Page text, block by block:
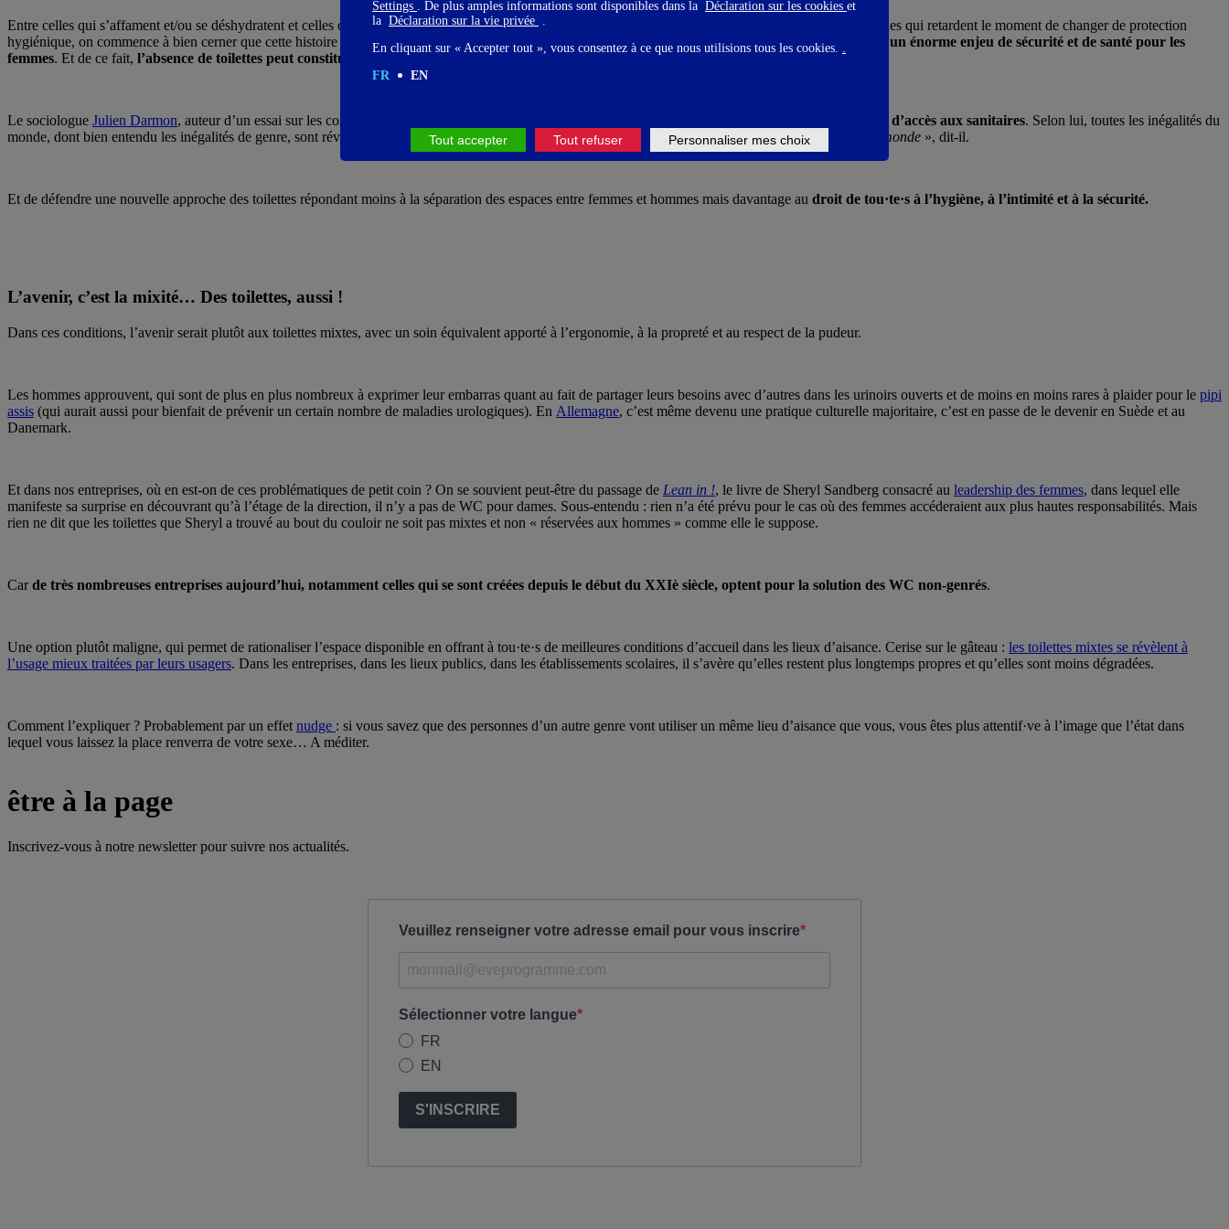
Entre celles qui s’affament et/ou se déshydratent et celles qui développent des symptômes maladifs liés au fait de se retenir, auxquelles on peut ajouter celles qui retardent le moment de changer de protection
hygiénique, on commence à bien cerner que cette histoire de Journée mondiale des toilettes n’a rien d’une plaisanterie rabelaisienne, mais représente bien un énorme enjeu de sécurité et de santé pour les
femmes. Et de ce fait, l’absence de toilettes peut constituer un frein manifeste à leur empowerment
Le sociologue Julien Darmon, auteur d’un essai sur les commodités urbaines avance le caractère parfaitement stratégique de la lutte contre les écarts d’accès aux sanitaires. Selon lui, toutes les inégalités du
monde, dont bien entendu les inégalités de genre, sont révélées par cette problématique : «
Se préoccuper des toilettes publiques revient à s’inquiéter du monde », dit-il.
Et de défendre une nouvelle approche des toilettes répondant moins à la séparation des espaces entre femmes et hommes mais davantage au droit de tou·te·s à l’hygiène, à l’intimité et à la sécurité.
L’avenir, c’est la mixité… Des toilettes, aussi !
Dans ces conditions, l’avenir serait plutôt aux toilettes mixtes, avec un soin équivalent apporté à l’ergonomie, à la propreté et au respect de la pudeur.
Les hommes approuvent, qui sont de plus en plus nombreux à exprimer leur embarras quant au fait de partager leurs besoins avec d’autres dans les urinoirs ouverts et de moins en moins rares à plaider pour le pipi
assis (qui aurait aussi pour bienfait de prévenir un certain nombre de maladies urologiques). En Allemagne, c’est même devenu une pratique culturelle majoritaire, c’est en passe de le devenir en Suède et au
Danemark.
Et dans nos entreprises, où en est-on de ces problématiques de petit coin ? On se souvient peut-être du passage de Lean in !, le livre de Sheryl Sandberg consacré au leadership des femmes, dans lequel elle
manifeste sa surprise en découvrant qu’à l’étage de la direction, il n’y a pas de WC pour dames. Sous-entendu : rien n’a été prévu pour le cas où des femmes accéderaient aux plus hautes responsabilités. Mais
rien ne dit que les toilettes que Sheryl a trouvé au bout du couloir ne soit pas mixtes et non « réservées aux hommes » comme elle le suppose.
Carde très nombreuses entreprises aujourd’hui, notamment celles qui se sont créées depuis le début du XXIè siècle, optent pour la solution des WC non-genrés.
Une option plutôt maligne, qui permet de rationaliser l’espace disponible en offrant à tou·te·s de meilleures conditions d’accueil dans les lieux d’aisance. Cerise sur le gâteau : les toilettes mixtes se révèlent à
l’usage mieux traitées par leurs usagers. Dans les entreprises, dans les lieux publics, dans les établissements scolaires, il s’avère qu’elles restent plus longtemps propres et qu’elles sont moins dégradées.
Comment l’expliquer ? Probablement par un effet nudge : si vous savez que des personnes d’un autre genre vont utiliser un même lieu d’aisance que vous, vous êtes plus attentif·ve à l’image que l’état dans
lequel vous laissez la place renverra de votre sexe… A méditer.
être à la page
Inscrivez-vous à notre newsletter pour suivre nos actualités.
Veuillez renseigner votre adresse email pour vous inscrire
Sélectionner votre langue
FR
EN
S'INSCRIRE
Settings . De plus amples informations sont disponibles dans la Déclaration sur les cookies et
la Déclaration sur la vie privée .
En cliquant sur « Accepter tout », vous consentez à ce que nous utilisions tous les cookies. .
FR
EN
Tout accepter Tout refuser Personnaliser mes choix